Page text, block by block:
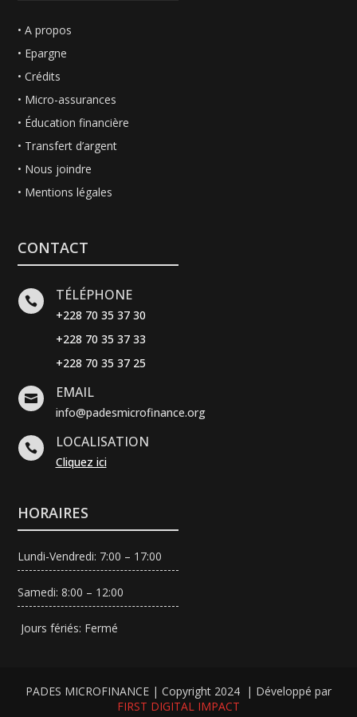
•A propos
• Epargne
•Crédits
• Micro-assurances
• Éducation financière
• Transfert d’argent
• Nous joindre
• Mentions légales
CONTACT
 TÉLÉPHONE
+228 70 35 37 30
+228 70 35 37 33
+228 70 35 37 25
 EMAIL
info@padesmicrofinance.org
 LOCALISATION
Cliquez ici
HORAIRES
Lundi-Vendredi: 7:00 – 17:00
Samedi: 8:00 – 12:00
Jours fériés: Fermé
PADES MICROFINANCE | Copyright 2024 | Développé par
FIRST DIGITAL IMPACT